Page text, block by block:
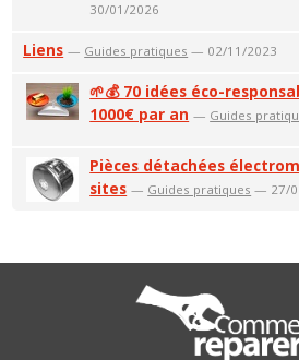
30/01/2026
Liens — Guides pratiques — 02/11/2023
🌱💰 70 idées éco-
1000€ par an — Guides
Pièces détachées
sites — Guides pratiques — 27/